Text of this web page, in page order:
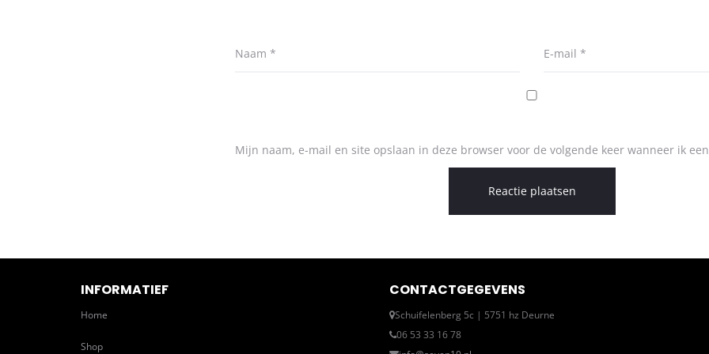
Naam * E-mail *
Mijn naam, e-mail en site opslaan in deze browser voor de volgende keer wanneer ik
INFORMATIEF
Home
Shop
CONTACTGEGEVENS
Schuifelenberg 5c | 5751 hz Deurne
06 53 33 16 78